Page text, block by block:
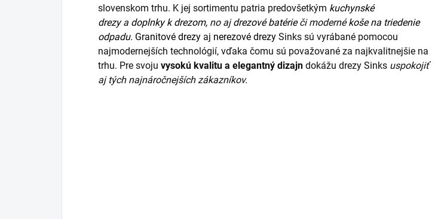
slovenskom trhu. K jej sortimentu patria predovšetkým kuchynské
drezya doplnky k drezom, no ajdrezové batérieči modernékoše na triedenie
odpadu. Granitové drezy aj nerezové drezy Sinks sú vyrábané pomocou
najmodernejších technológií, vďaka čomu sú považované za najkvalitnejšie na
trhu. Pre svoju vysokú kvalitu a elegantný dizajn dokážu drezy Sinks uspokojiť
aj tých najnáročnejších zákazníkov.